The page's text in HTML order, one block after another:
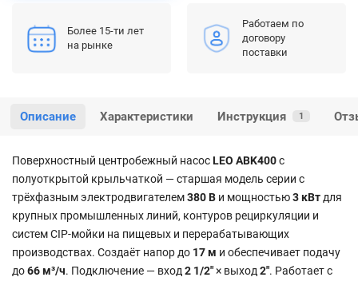
Более 15-ти лет
на рынке
Работаем по
договору
поставки
Описание Характеристики Инструкция 1
Поверхностный центробежный насосLEO ABK400с
полуоткрытой крыльчаткой — старшая модель серии с
трёхфазным электродвигателем380 В и мощностью3 кВт для
крупных промышленных линий, контуров рециркуляции и
систем CIP-мойки на пищевых и перерабатывающих
производствах. Создаёт напор до 17 м и обеспечивает подачу
до66 м³/ч. Подключение — вход 2 1/2"× выход 2". Работает с